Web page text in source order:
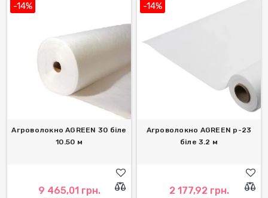
-14%
Агроволокно AGREEN 30 біле
10.50 м
9 465,01 грн.
-14%
Агроволокно AGREEN р-23
біле 3.2 м
2 177,92 грн.